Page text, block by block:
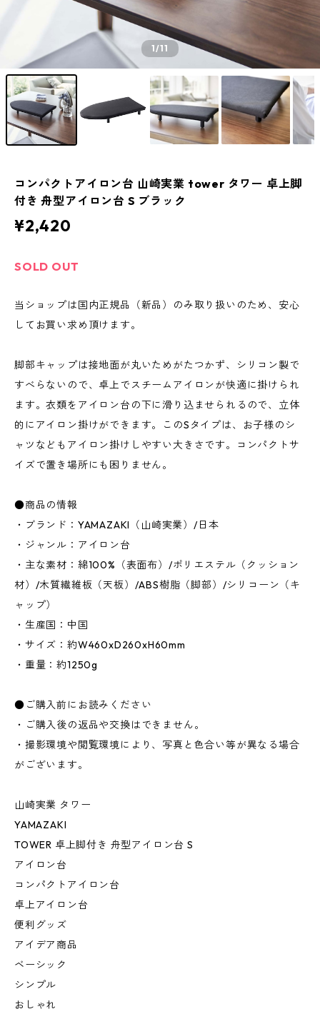
1/11
コンパクトアイロン台 山崎実業 tower タワー 卓上脚
付き 舟型アイロン台 S ブラック
¥2,420
SOLD OUT
当ショップは国内正規品（新品）のみ取り扱いのため、安心
してお買い求め頂けます。
脚部キャップは接地面が丸いためがたつかず、シリコン製で
すべらないので、卓上でスチームアイロンが快適に掛けられ
ます。衣類をアイロン台の下に滑り込ませられるので、立体
的にアイロン掛けができます。このSタイプは、お子様のシ
ャツなどもアイロン掛けしやすい大きさです。コンパクトサ
イズで置き場所にも困りません。
●商品の情報
・ブランド：YAMAZAKI（山崎実業）/日本
・ジャンル：アイロン台
・主な素材：綿100%（表面布）/ポリエステル（クッション
材）/木質繊維板（天板）/ABS樹脂（脚部）/シリコーン（キ
ャップ）
・生産国：中国
・サイズ：約W460xD260xH60mm
・重量：約1250g
●ご購入前にお読みください
・ご購入後の返品や交換はできません。
・撮影環境や閲覧環境により、写真と色合い等が異なる場合
がございます。
山崎実業 タワー
YAMAZAKI
TOWER 卓上脚付き 舟型アイロン台 S
アイロン台
コンパクトアイロン台
卓上アイロン台
便利グッズ
アイデア商品
ベーシック
シンプル
おしゃれ